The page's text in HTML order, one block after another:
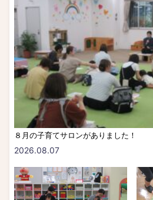
８月の子育てサロンがありました！
2026.08.07